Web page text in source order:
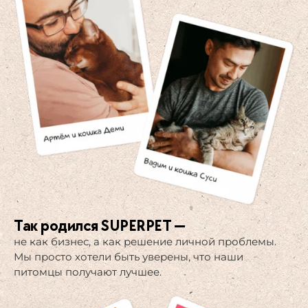
Так родился SUPERPET —​
не как бизнес, а как решение личной проблемы.
Мы просто хотели быть уверены, что наши
питомцы получают лучшее.